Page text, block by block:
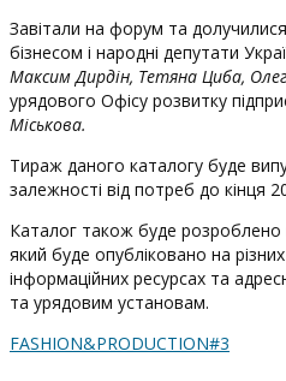
Завітали на форум та
бізнесом і народні депутати
Максим Дирдін, Тетяна Циба,
урядового Офісу розвитку
Міськова.
Тираж даного каталогу буде
залежності від потреб до кінця
Каталог також буде
який буде опубліковано на
інформаційних ресурсах та
та урядовим установам.
FASHION&PRODUCTION#3